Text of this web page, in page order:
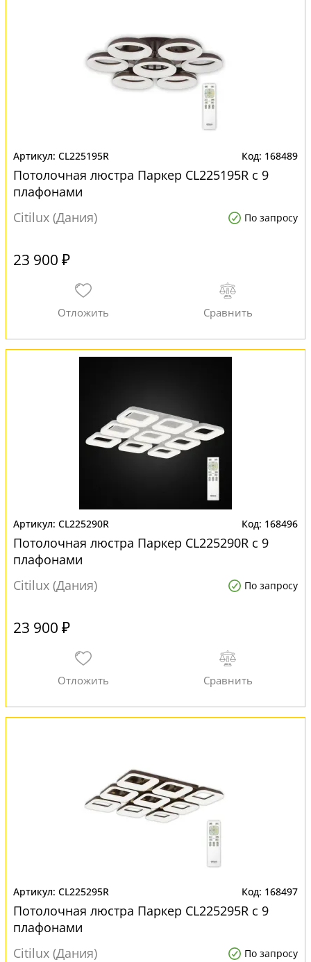
CL225195R 168489
Потолочная люстра Паркер CL225195R с 9
плафонами
Citilux (Дания)
По запросу
23 900 ₽
CL225290R 168496
Потолочная люстра Паркер CL225290R с 9
плафонами
Citilux (Дания)
По запросу
23 900 ₽
CL225295R 168497
Потолочная люстра Паркер CL225295R с 9
плафонами
Citilux (Дания)
По запросу